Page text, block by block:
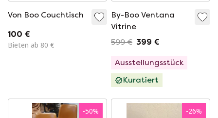
Von Boo Couchtisch
100 €
Bieten ab 80 €
By-Boo Ventana
Vitrine
599 € 399 €
Ausstellungsstück
Kuratiert
-50% -26%